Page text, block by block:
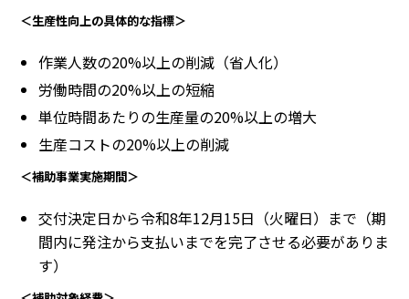
＜生産性向上の具体的な指標＞
作業人数の20%以上の削減（省人化）
労働時間の20%以上の短縮
単位時間あたりの生産量の20%以上の増大
生産コストの20%以上の削減
＜補助事業実施期間＞
交付決定日から令和8年12月15日（火曜日）まで（期
間内に発注から支払いまでを完了させる必要がありま
す）